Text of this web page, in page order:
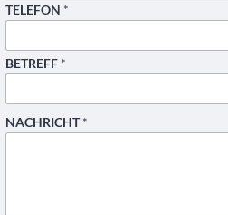
TELEFON *
BETREFF *
T
E
NACHRICHT*